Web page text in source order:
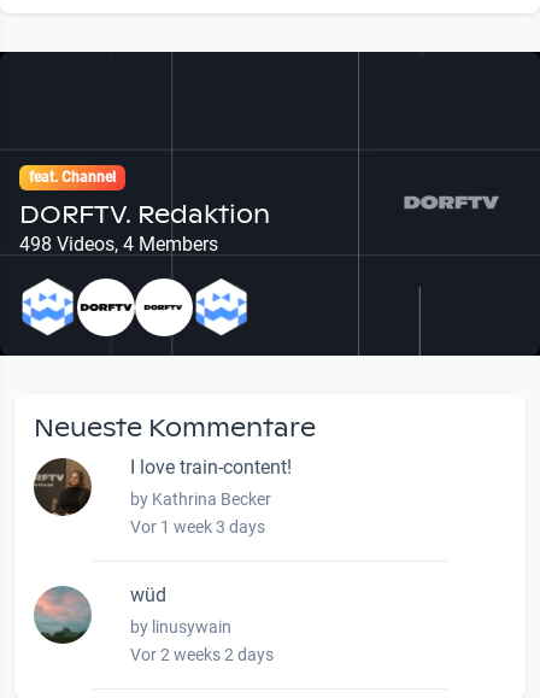
feat. Channel
DORFTV. Redaktion
498 Videos, 4 Members
Neueste Kommentare
I love train-content!
by Kathrina Becker
Vor 1 week 3 days
wüd
by linusywain
Vor 2 weeks 2 days